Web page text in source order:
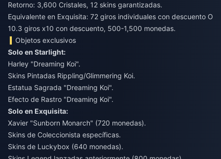
Retorno: 3,600 Cristales, 12 skins garantizadas.
Equivalente en Exquisita: 72 giros individuales con descuento O
10.3 giros x10 con descuento, 500-1,500 monedas.
Objetos exclusivos
Solo en Starlight:
Harley "Dreaming Koi".
Skins Pintadas Rippling/Glimmering Koi.
Estatua Sagrada "Dreaming Koi".
Efecto de Rastro "Dreaming Koi".
Solo en Exquisita:
Xavier "Sunborn Monarch" (720 monedas).
Skins de Coleccionista específicas.
Skins de Luckybox (640 monedas).